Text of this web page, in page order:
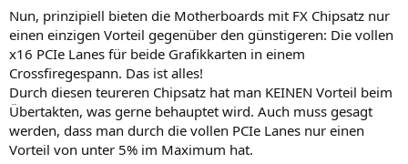
Brauche ich dafür überhaupt einen 890FX? Oder reicht vielleicht
schon ein 870 Chipsatz? Und welches Board empfehlt Ihr mir
schlussendlich?
Ps. bei dem Arbeitsspeicher bin ich auch noch nicht
hundertprozentig sicher
Vielen Dank und LG
Nun, prinzipiell bieten die Motherboards mit FX Chipsatz nur
einen einzigen Vorteil gegenüber den günstigeren: Die vollen
x16 PCIe Lanes für beide Grafikkarten in einem
Crossfiregespann. Das ist alles!
Durch diesen teureren Chipsatz hat man KEINEN Vorteil beim
Übertakten, was gerne behauptet wird. Auch muss gesagt
werden, dass man durch die vollen PCIe Lanes nur einen
Vorteil von unter 5% im Maximum hat.